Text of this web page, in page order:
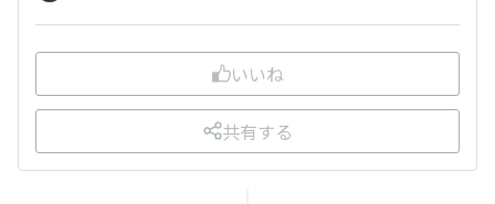
いいね
共有する